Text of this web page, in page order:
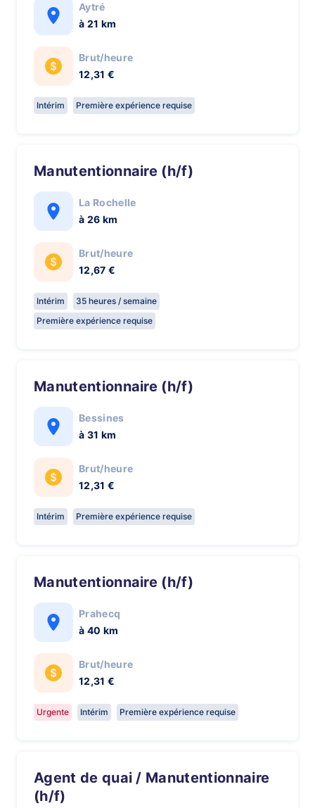
Aytré
à 21 km
Brut/heure
12,31 €
Intérim Première expérience requise
Manutentionnaire (h/f)
La Rochelle
à 26 km
Brut/heure
12,67 €
Intérim
35 heures / semaine
Première expérience requise
Manutentionnaire (h/f)
Bessines
à 31 km
Brut/heure
12,31 €
Intérim Première expérience requise
Manutentionnaire (h/f)
Prahecq
à 40 km
Brut/heure
12,31 €
Urgente Intérim Première expérience requise
Agent de quai / Manutentionnaire
(h/f)